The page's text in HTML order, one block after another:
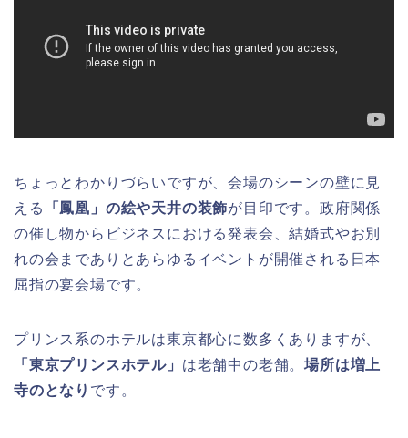
ちょっとわかりづらいですが、会場のシーンの壁に見
える
「鳳凰」の絵や天井の装飾が目印です。政府関係
の催し物からビジネスにおける発表会、結婚式やお別
れの会までありとあらゆるイベントが開催される日本
屈指の宴会場です。
プリンス系のホテルは東京都心に数多くありますが、
「東京プリンスホテル」 は老舗中の老舗。場所は増上
寺のとなり です。